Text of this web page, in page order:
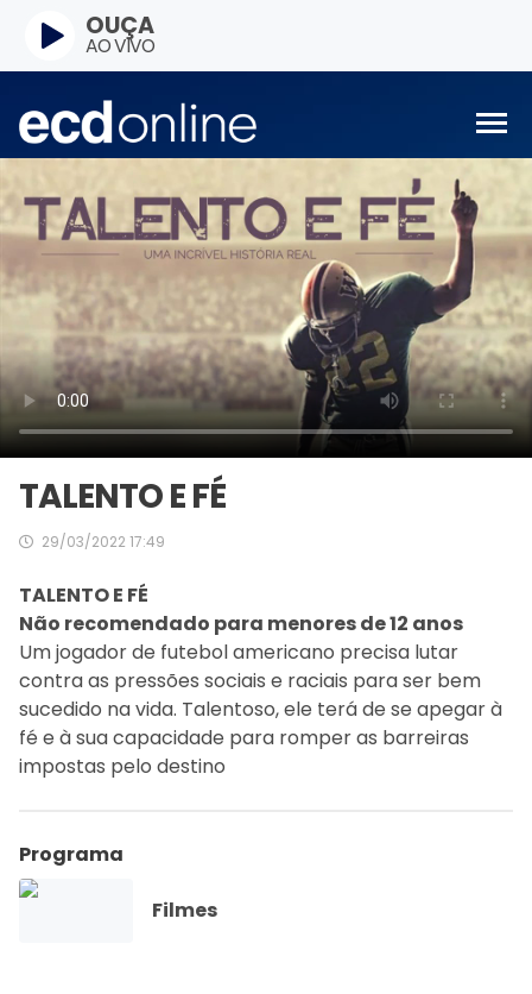
OUÇA
AO VIVO
TALENTO E FÉ
29/03/2022 17:49
TALENTO E FÉ
Não recomendado para menores de 12 anos
Um jogador de futebol americano precisa lutar
contra as pressões sociais e raciais para ser bem
sucedido na vida. Talentoso, ele terá de se apegar à
fé e à sua capacidade para romper as barreiras
impostas pelo destino
Programa
Filmes